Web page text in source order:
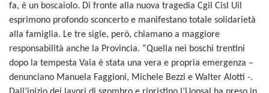
fa, è un boscaiolo. Di fronte alla nuova tragedia Cgil Cisl Uil
esprimono profondo sconcerto e manifestano totale solidarietà
alla famiglia. Le tre sigle, però, chiamano a maggiore
responsabilità anche la Provincia. “Quella nei boschi trentini
dopo la tempesta Vaia è stata una vera e propria emergenza –
denunciano Manuela Faggioni, Michele Bezzi e Walter Alotti -.